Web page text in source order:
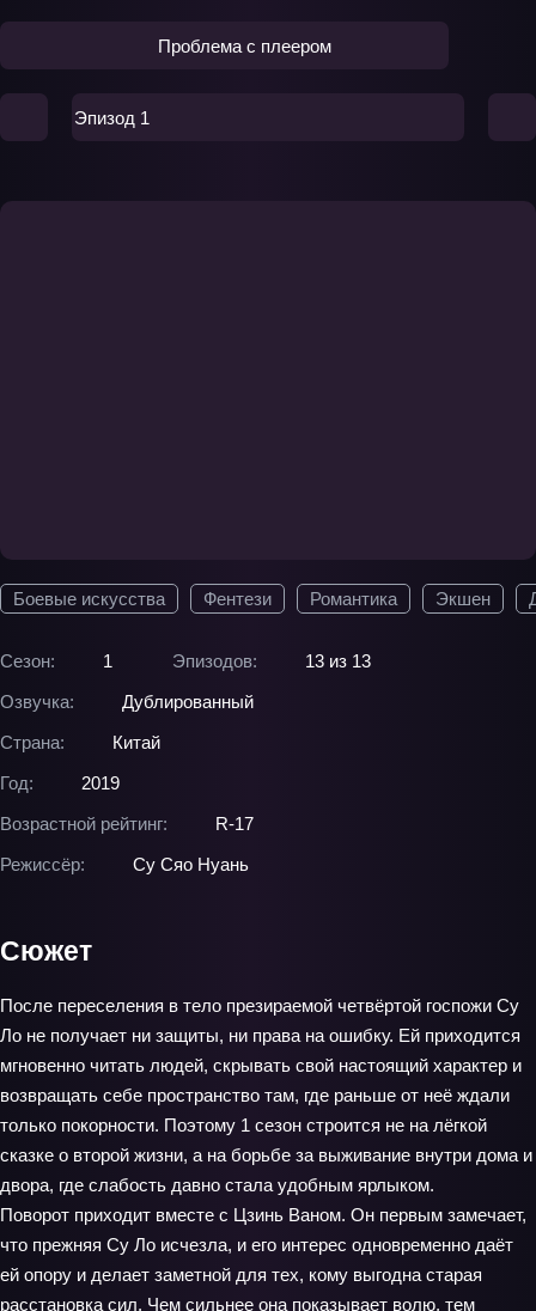
Боевые искусства Фентези Романтика Экшен
Сезон: 1 Эпизодов:
13 из 13
Озвучка:
Дублированный
Страна:
Китай
Год:
2019
Возрастной рейтинг:
R-17
Режиссёр:
Су Сяо Нуань
Проблема с плеером
Эпизод 1
Сюжет
После переселения в тело презираемой четвёртой госпожи Су
Ло не получает ни защиты, ни права на ошибку. Ей приходится
мгновенно читать людей, скрывать свой настоящий характер и
возвращать себе пространство там, где раньше от неё ждали
только покорности. Поэтому 1 сезон строится не на лёгкой
сказке о второй жизни, а на борьбе за выживание внутри дома и
двора, где слабость давно стала удобным ярлыком.
Поворот приходит вместе с Цзинь Ваном. Он первым замечает,
что прежняя Су Ло исчезла, и его интерес одновременно даёт
ей опору и делает заметной для тех, кому выгодна старая
расстановка сил. Чем сильнее она показывает волю, тем